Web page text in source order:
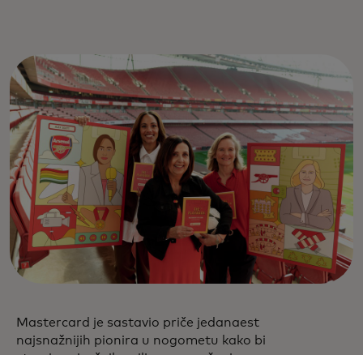
Mastercard je sastavio priče jedanaest
najsnažnijih pionira u nogometu kako bi